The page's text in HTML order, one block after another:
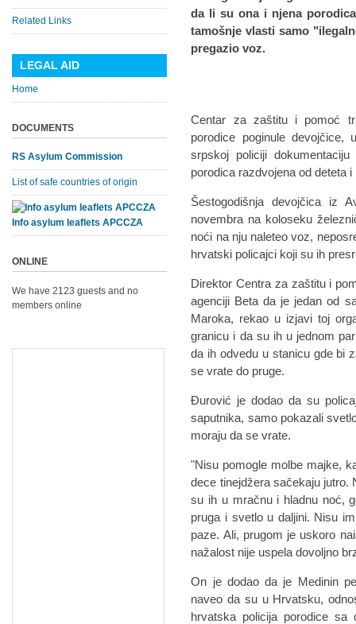
da li su ona i njena
tamošnje vlasti samo
pregazio voz.
Centar za zaštitu i pomoć
porodice poginule
srpskoj policiji
porodica razdvojena od deteta
Šestogodišnja devojčica iz
novembra na koloseku
noći na nju naleteo voz,
hrvatski policajci koji su ih
Direktor Centra za zaštitu i
agenciji Beta da je jedan od
Maroka, rekao u izjavi toj
granicu i da su ih u jednom
da ih odvedu u stanicu gde bi
se vrate do pruge.
Đurović je dodao da su
saputnika, samo pokazali
moraju da se vrate.
"Nisu pomogle molbe majke,
dece tinejdžera sačekaju jutro.
su ih u mračnu i hladnu noć,
pruga i svetlo u daljini. Nisu
paze. Ali, prugom je uskoro
nažalost nije uspela dovoljno
On je dodao da je Medinin
naveo da su u Hrvatsku,
hrvatska policija porodice
Related Links
LEGAL AID
Home
DOCUMENTS
RS Asylum Commission
List of safe countries of origin
Info asylum leaflets APCCZA
ONLINE
We have 2123 guests and no
members online